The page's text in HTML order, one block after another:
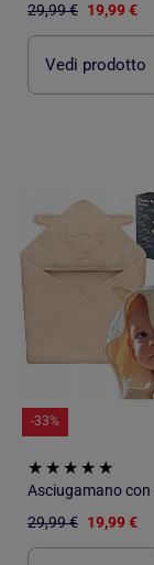
29,99 € 19,99 €
Vedi prodotto
-33%
29,99 € 19,99 €